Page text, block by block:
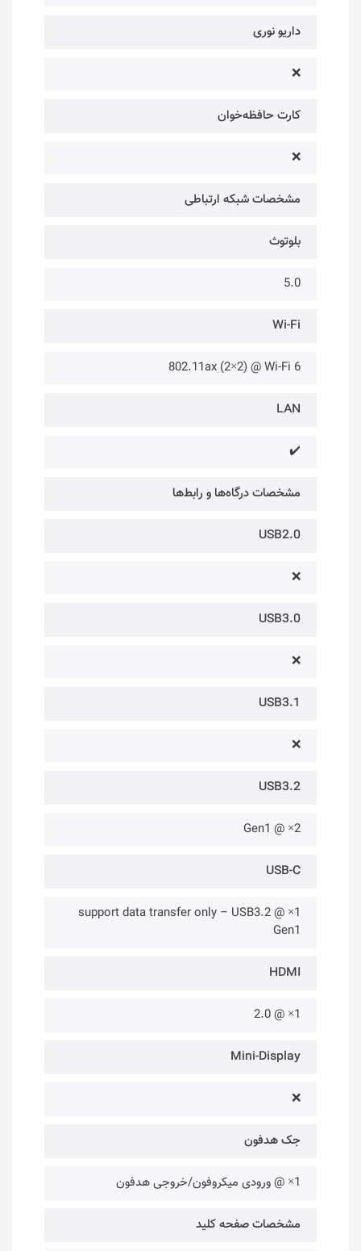
داریو نوری
❌
کارت حافظه‌خوان
❌
مشخصات شبکه ارتباطی
بلوتوث
5.0
Wi-Fi
802.11ax (2×2) @ Wi-Fi 6
LAN
✔️
مشخصات درگاه‌ها و رابط‌ها
USB2.0
❌
USB3.0
❌
USB3.1
❌
USB3.2
2× @ Gen1
USB-C
1× @ support data transfer only – USB3.2
Gen1
HDMI
1× @ 2.0
Mini-Display
❌
جک هدفون
1× @ ورودی میکروفون/خروجی هدفون
مشخصات صفحه کلید